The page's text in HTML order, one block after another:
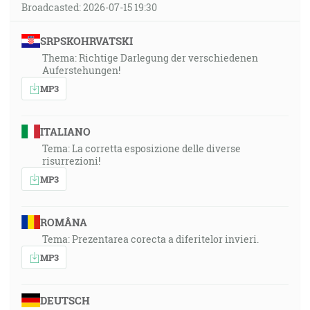
Broadcasted: 2026-07-15 19:30
SRPSKOHRVATSKI
Thema: Richtige Darlegung der verschiedenen
Auferstehungen!
MP3
ITALIANO
Tema: La corretta esposizione delle diverse
risurrezioni!
MP3
ROMÂNA
Tema: Prezentarea corecta a diferitelor invieri.
MP3
DEUTSCH